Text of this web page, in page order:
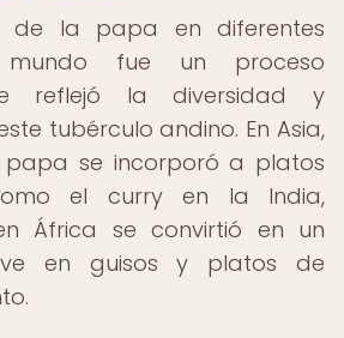
de la papa en diferentes
fue un proceso
reflejó la diversidad y
tubérculo andino. En Asia,
papa se incorporó a platos
el curry en la India,
África se convirtió en un
en guisos y platos de